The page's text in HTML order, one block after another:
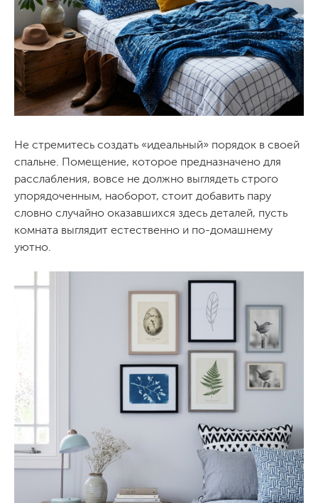
Не стремитесь создать «идеальный» порядок в своей
спальне. Помещение, которое предназначено для
расслабления, вовсе не должно выглядеть строго
упорядоченным, наоборот, стоит добавить пару
словно случайно оказавшихся здесь деталей, пусть
комната выглядит естественно и по-домашнему
уютно.